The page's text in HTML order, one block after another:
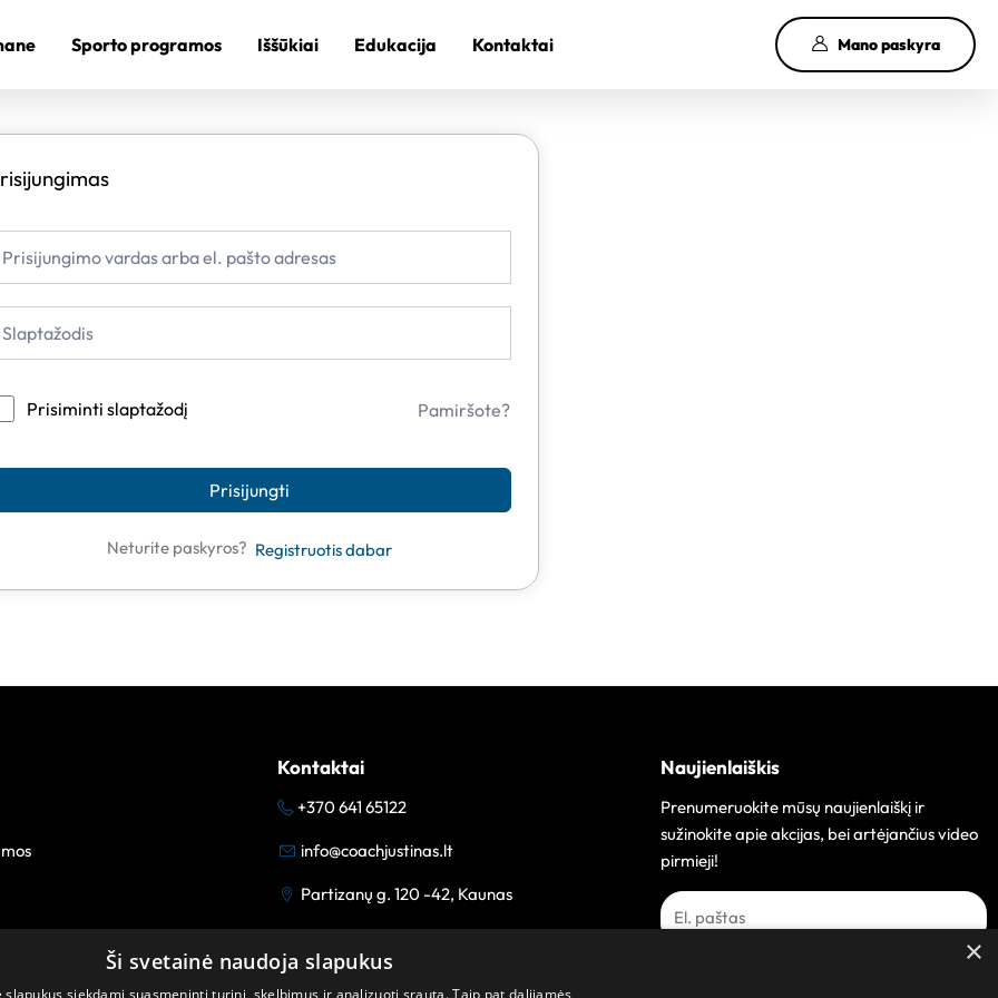
Sporto programos Iššūkiai Edukacija Kontaktai Mano paskyra
Prisiminti slaptažodį Pamiršote?
Prisijungti
Neturite paskyros? Registruotis dabar
Kontaktai
+370 641 65122
info@coachjustinas.lt
Partizanų g. 120 -42, Kaunas
Naujienlaiškis
Prenumeruokite mūsų naujienlaiškį ir
sužinokite apie akcijas, bei artėjančius video
pirmieji!
×
Ši svetainė naudoja slapukus
slapukus siekdami suasmeninti turinį, skelbimus ir analizuoti srautą. Taip pat dalijamės